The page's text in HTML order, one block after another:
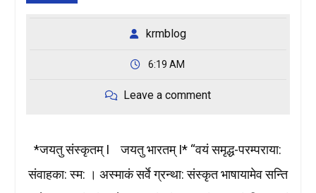
krmblog
6:19 AM
Leave a comment
*जयतु संस्कृतम् I जयतु भारतम् I* “वयं समृद्ध-परम्पराया:
संवाहका: स्म: । अस्माकं सर्वे ग्रन्था: संस्कृत भाषायामेव सन्ति